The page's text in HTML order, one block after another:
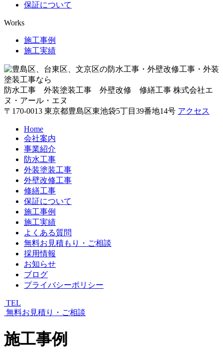
保証について
Works
施工事例
施工実績
防水工事 外装塗装工事 外壁改修 修繕工事 株式会社エ
ヌ・アール・エヌ
〒170-0013 東京都豊島区東池袋5丁目39番地14号 アクセス
Home
会社案内
事業紹介
防水工事
外装塗装工事
外壁改修工事
修繕工事
保証について
施工事例
施工実績
よくある質問
無料お見積もり・ご相談
採用情報
お知らせ
ブログ
プライバシーポリシー
TEL
無料お見積り・ご相談
施工事例